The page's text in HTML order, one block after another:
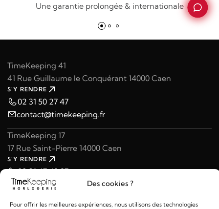
Des cookies ?
Pour offrir les meilleures expériences, nous utilisons des technologies
Une garantie prolongée & internationale
TimeKeeping 41
41 Rue Guillaume le Conquérant 14000 Caen
S'Y RENDRE
02 31 50 27 47
contact@timekeeping.fr
TimeKeeping 17
17 Rue Saint-Pierre 14000 Caen
S'Y RENDRE
02 31 47 49 97
contact@timekeeping.fr